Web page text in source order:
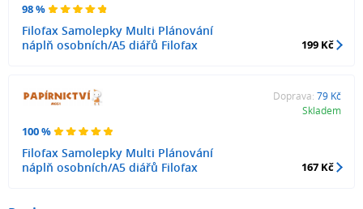
98 %
Filofax Samolepky Multi Plánování
náplň osobních/A5 diářů Filofax
199 Kč
100 %
Filofax Samolepky Multi Plánování
náplň osobních/A5 diářů Filofax
Doprava: 79 Kč
Skladem
167 Kč